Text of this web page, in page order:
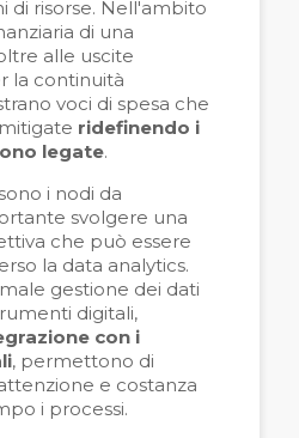
di risorse. Nell'ambito
di una
alle uscite
la continuità
voci di spesa che
ridefinendo i
legate.
i nodi da
svolgere una
che può essere
la data analytics.
gestione dei dati
digitali,
con i
, permettono di
e costanza
i processi.